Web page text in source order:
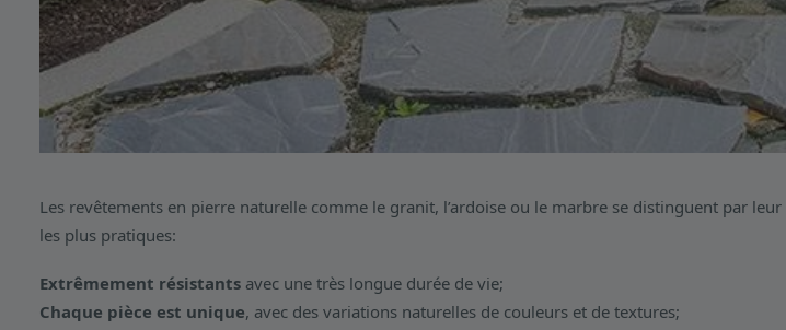
Les revêtements en pierre naturelle comme le granit, l’ardoise ou le marbre se distinguent par leur
les plus pratiques:
Extrêmement résistants avec une très longue durée de vie;
Chaque pièce est unique, avec des variations naturelles de couleurs et de textures;